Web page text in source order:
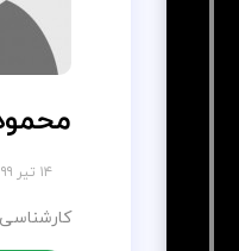
۱۴ تیر ۱۳۹۹